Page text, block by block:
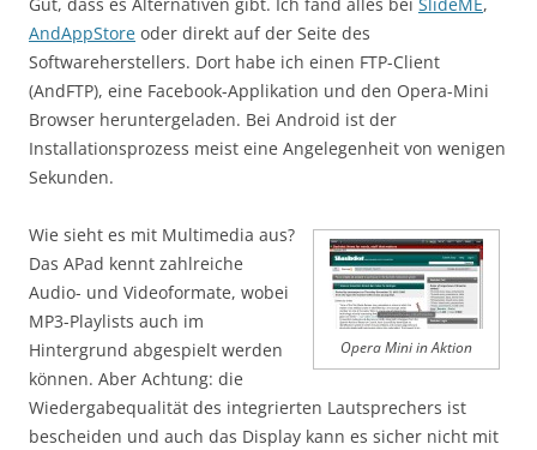
AndAppStore oder direkt auf der Seite des
Softwareherstellers. Dort habe ich einen FTP-Client
(AndFTP), eine Facebook-Applikation und den Opera-Mini
Browser heruntergeladen. Bei Android ist der
Installationsprozess meist eine Angelegenheit von wenigen
Sekunden.
Opera Mini in Aktion
Wie sieht es mit Multimedia aus?
Das APad kennt zahlreiche
Audio- und Videoformate, wobei
MP3-Playlists auch im
Hintergrund abgespielt werden
können. Aber Achtung: die
Wiedergabequalität des integrierten Lautsprechers ist
bescheiden und auch das Display kann es sicher nicht mit